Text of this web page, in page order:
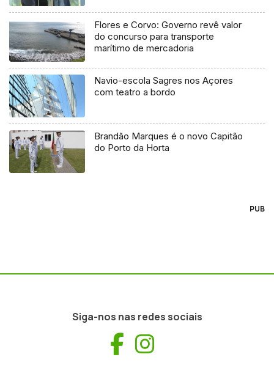
Flores e Corvo: Governo revê valor
do concurso para transporte
marítimo de mercadoria
Navio-escola Sagres nos Açores
com teatro a bordo
Brandão Marques é o novo Capitão
do Porto da Horta
PUB
Siga-nos nas redes sociais
Facebook